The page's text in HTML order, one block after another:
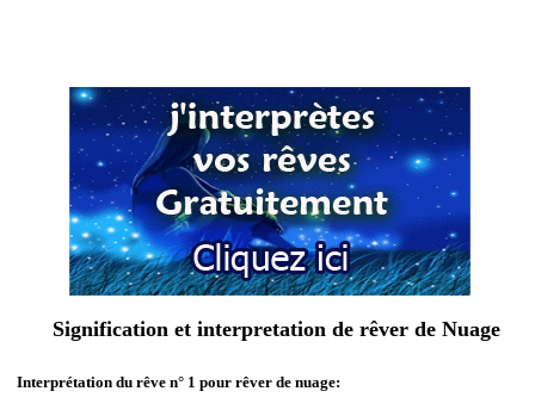
Signification et interpretation de rêver de Nuage
Interprétation du rêve n° 1 pour rêver de nuage: